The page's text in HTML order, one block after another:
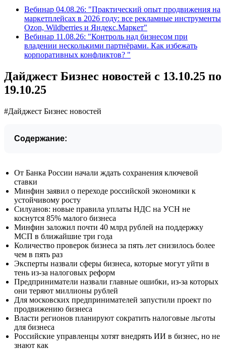
Вебинар 04.08.26: "Практический опыт продвижения на
маркетплейсах в 2026 году: все рекламные инструменты
Ozon, Wildberries и Яндекс.Маркет"
Вебинар 11.08.26: "Контроль над бизнесом при
владении несколькими партнёрами. Как избежать
корпоративных конфликтов? "
Дайджест Бизнес новостей с 13.10.25 по
19.10.25
#Дайджест Бизнес новостей
Содержание:
От Банка России начали ждать сохранения ключевой
ставки
Минфин заявил о переходе российской экономики к
устойчивому росту
Силуанов: новые правила уплаты НДС на УСН не
коснутся 85% малого бизнеса
Минфин заложил почти 40 млрд рублей на поддержку
МСП в ближайшие три года
Количество проверок бизнеса за пять лет снизилось более
чем в пять раз
Эксперты назвали сферы бизнеса, которые могут уйти в
тень из-за налоговых реформ
Предприниматели назвали главные ошибки, из-за которых
они теряют миллионы рублей
Для московских предпринимателей запустили проект по
продвижению бизнеса
Власти регионов планируют сократить налоговые льготы
для бизнеса
Российские управленцы хотят внедрять ИИ в бизнес, но не
знают как